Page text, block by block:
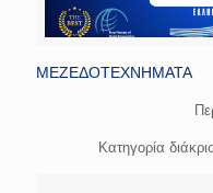
ΜΕΖΕΔΟΤΕΧΝΗΜΑΤΑ
Κατηγορία